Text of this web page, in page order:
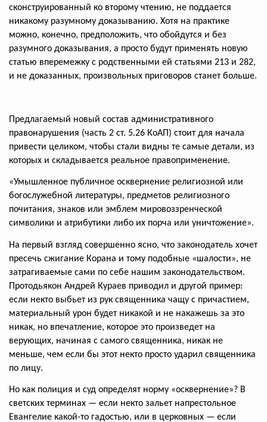
сконструированный ко второму чтению, не поддается
никакому разумному доказыванию. Хотя на практике
можно, конечно, предположить, что обойдутся и без
разумного доказывания, а просто будут применять новую
статью вперемежку с родственными ей статьями 213 и 282,
и не доказанных, произвольных приговоров станет больше.
Предлагаемый новый состав административного
правонарушения (часть 2 ст. 5.26 КоАП) стоит для начала
привести целиком, чтобы стали видны те самые детали, из
которых и складывается реальное правоприменение.
«Умышленное публичное осквернение религиозной или
богослужебной литературы, предметов религиозного
почитания, знаков или эмблем мировоззренческой
символики и атрибутики либо их порча или уничтожение».
На первый взгляд совершенно ясно, что законодатель хочет
пресечь сжигание Корана и тому подобные «шалости», не
затрагиваемые сами по себе нашим законодательством.
Протодьякон Андрей Кураев приводил и другой пример:
если некто выбьет из рук священника чащу с причастием,
материальный урон будет никакой и не накажешь за это
никак, но впечатление, которое это произведет на
верующих, начиная с самого священника, никак не
меньше, чем если бы этот некто просто ударил священника
по лицу.
Но как полиция и суд определят норму «осквернение»? В
светских терминах — если некто зальет напрестольное
Евангелие какой-то гадостью, или в церковных — если